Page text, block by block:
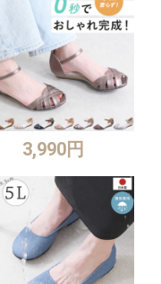
3,990円